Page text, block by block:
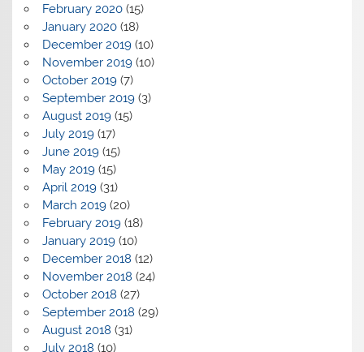
February 2020(15)
January 2020(18)
December 2019(10)
November 2019(10)
October 2019(7)
September 2019(3)
August 2019(15)
July 2019(17)
June 2019(15)
May 2019(15)
April 2019(31)
March 2019(20)
February 2019(18)
January 2019(10)
December 2018 (12)
November 2018 (24)
October 2018 (27)
September 2018 (29)
August 2018 (31)
July 2018 (10)